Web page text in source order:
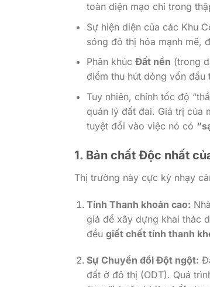
toàn diện mạo chỉ trong
Sự hiện diện của các Khu
sóng đô thị hóa mạnh mẽ,
Phân khúc Đất nền (trong
điểm thu hút dòng vốn đầu
Tuy nhiên, chính tốc độ
quản lý đất đai. Giá trị của
tuyệt đối vào việc nó có
1. Bản chất Độc nhất
Thị trường này cực kỳ nhạy
Tính Thanh khoản cao:
giá để xây dựng khai thác
đều giết chết tính thanh
Sự Chuyển đổi Đột ngột:
đất ở đô thị (ODT). Quá